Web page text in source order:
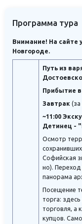
Программа тура
Внимание! На сайте
Новгороде.
Путь из
Прибытие
Завтрак (за
~11:00
Детинец -
Осмотр
Софийская
но).
панорама
Посещение
торга:
торговля, а
купцов.